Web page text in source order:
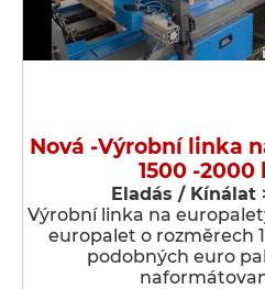
Nová -Výrobní linka
1500 -2000
Eladás / Kínálat
Výrobní linka na
europalet o rozměrech
podobných euro